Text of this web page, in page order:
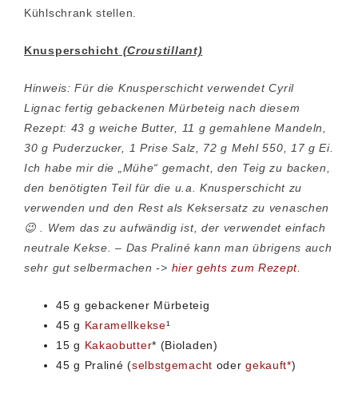
Kühlschrank stellen.
Knusperschicht (Croustillant)
Hinweis: Für die Knusperschicht verwendet Cyril
Lignac fertig gebackenen Mürbeteig nach diesem
Rezept: 43 g weiche Butter, 11 g gemahlene Mandeln,
30 g Puderzucker, 1 Prise Salz, 72 g Mehl 550, 17 g Ei.
Ich habe mir die „Mühe“ gemacht, den Teig zu backen,
den benötigten Teil für die u.a. Knusperschicht zu
verwenden und den Rest als Keksersatz zu venaschen
😉 . Wem das zu aufwändig ist, der verwendet einfach
neutrale Kekse. – Das Praliné kann man übrigens auch
sehr gut selbermachen -> hier gehts zum Rezept.
45 g gebackener Mürbeteig
45 g Karamellkekse¹
15 g Kakaobutter* (Bioladen)
45 g Praliné (selbstgemacht odergekauft*)